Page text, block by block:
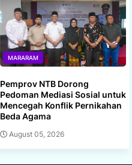
MARARAM
Pemprov NTB Dorong
Pedoman Mediasi Sosial untuk
Mencegah Konflik Pernikahan
Beda Agama
August 05, 2026